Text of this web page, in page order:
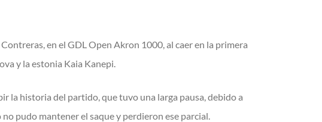
en el GDL Open Akron 1000, al caer en la primera
y la estonia Kaia Kanepi.
la historia del partido, que tuvo una larga pausa, debido a
pudo mantener el saque y perdieron ese parcial.